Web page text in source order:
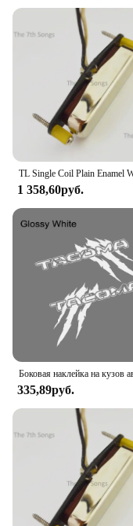
1 358,60руб.
335,89руб.